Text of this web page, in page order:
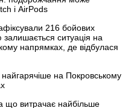
і AirPods
216 бойових
ситуація на
напрямках, де відбулася
на Покровському
що витрачає найбільше